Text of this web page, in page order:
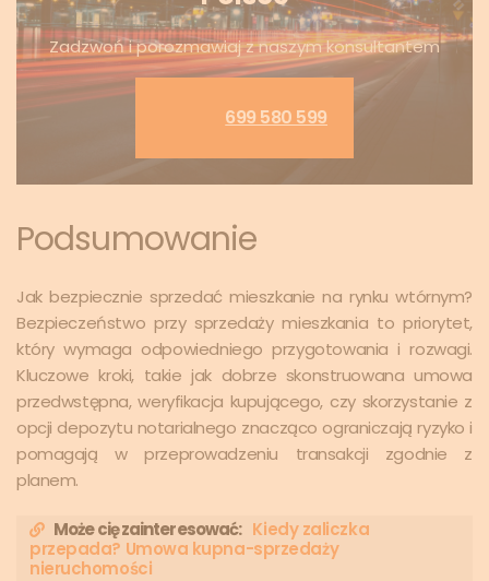
Zadzwoń i porozmawiaj z naszym konsultantem
699 580 599
Podsumowanie
Jak bezpiecznie sprzedać mieszkanie na rynku wtórnym?
Bezpieczeństwo przy sprzedaży mieszkania to priorytet,
który wymaga odpowiedniego przygotowania i rozwagi.
Kluczowe kroki, takie jak dobrze skonstruowana umowa
przedwstępna, weryfikacja kupującego, czy skorzystanie z
opcji depozytu notarialnego znacząco ograniczają ryzyko i
pomagają w przeprowadzeniu transakcji zgodnie z
planem.
Może cię zainteresować: Kiedy zaliczka
przepada? Umowa kupna-sprzedaży
nieruchomości